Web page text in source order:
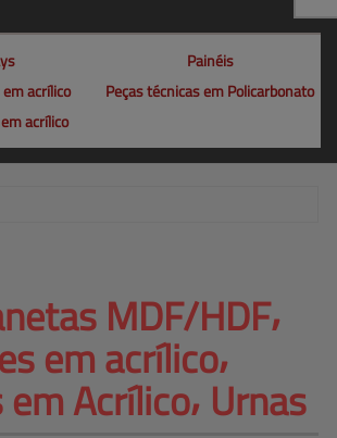
Painéis
acrílico
Peças técnicas em Policarbonato
acrílico
MDF/HDF⸴
Acrílico⸴ Urnas